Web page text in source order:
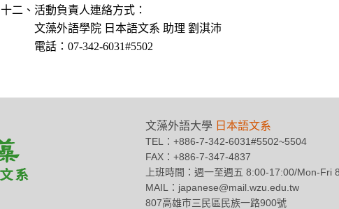
十二、 活動負責人連絡方式：
文藻外語學院 日本語文系 助理 劉淇沛
電話：07-342-6031#5502
文藻外語大學 日本語文系
TEL：+886-7-342-6031#5502~5504
FAX：+886-7-347-4837
上班時間：週一至週五 8:00-17:00/Mon-Fri
MAIL：japanese@mail.wzu.edu.tw
807高雄市三民區民族一路900號